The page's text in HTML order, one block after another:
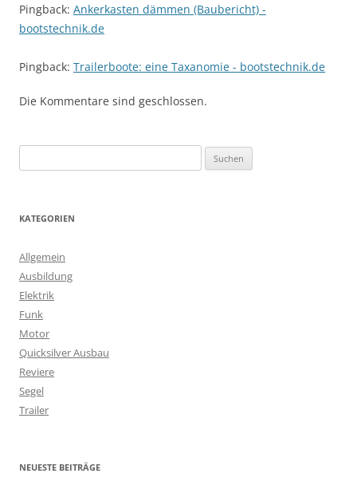
Pingback: Ankerkasten dämmen (Baubericht) -
bootstechnik.de
Pingback: Trailerboote: eine Taxanomie - bootstechnik.de
Die Kommentare sind geschlossen.
u
KATEGORIEN
Allgemein
Ausbildung
Elektrik
Funk
Motor
Quicksilver Ausbau
Reviere
Segel
Trailer
NEUESTE BEITRÄGE